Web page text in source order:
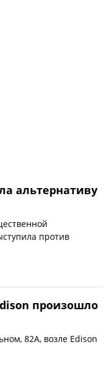
альтернативу
против
произошло
82А, возле Edison